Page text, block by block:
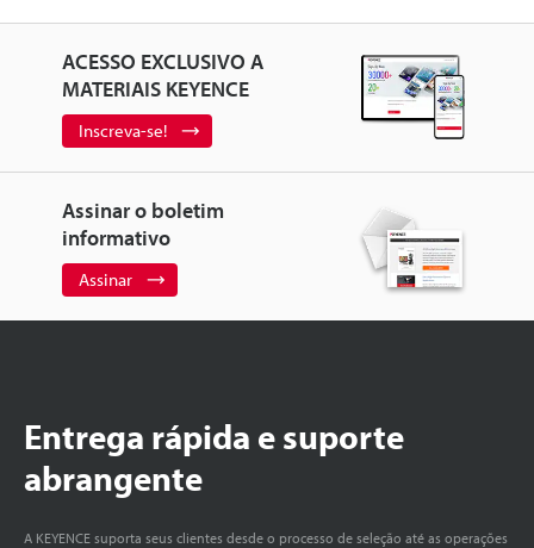
ACESSO EXCLUSIVO A
MATERIAIS KEYENCE
Inscreva-se!
Assinar o boletim
informativo
Assinar
Entrega rápida e suporte
abrangente
A KEYENCE suporta seus clientes desde o processo de seleção até as operações